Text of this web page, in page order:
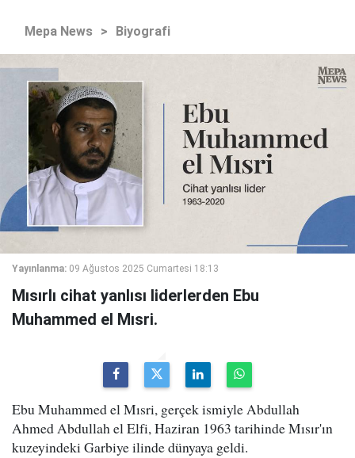
Mepa News > Biyografi
Yayınlanma: 09 Ağustos 2025 Cumartesi 18:13
Mısırlı cihat yanlısı liderlerden Ebu
Muhammed el Mısri.
Ebu Muhammed el Mısri, gerçek ismiyle Abdullah
Ahmed Abdullah el Elfi, Haziran 1963 tarihinde Mısır'ın
kuzeyindeki Garbiye ilinde dünyaya geldi.